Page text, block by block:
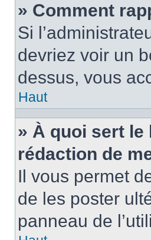
» Comment
Si
devriez voir un
dessus, vous
Haut
» À quoi sert le
rédaction de
Il vous permet
de les poster
panneau de